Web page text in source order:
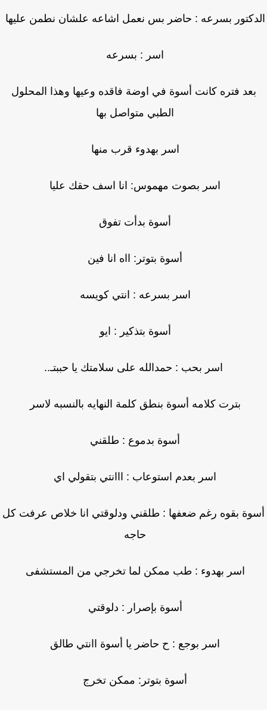
بسرعه : حاضر بس نعمل اشاعه علشان نطمن عليها
اسر : بسرعه
بعد فتره كانت أسوة في اوضة فاقده وعيها وهذا المحلول
الطبي متواصل بها
اسر بهدوء قرب منها
اسر بصوت مهموس: انا اسف حقك عليا
أسوة بدأت تفوق
أسوة بتوتر: ااه انا فين
اسر بسرعه : انتي كويسه
أسوة بتذكير : ايو
اسر بحب : حمدالله على سلامتك يا حببتـ..
بترت كلامه أسوة بنطق كلمة النهايه بالنسبه لاسر
أسوة بدموع : طلقني
اسر بعدم استوعاب : ااانتي بتقولي اي
بقوه رغم ضعفها : طلقني ودلوقتي انا خلاص عرفت كل
حاجه
اسر بهدوء : طب ممكن لما تخرجي من المستشفى
أسوة بإصرار : دلوقتي
اسر بوجع : ح حاضر يا أسوة اانتي طالق
أسوة بتوتر: ممكن تخرج